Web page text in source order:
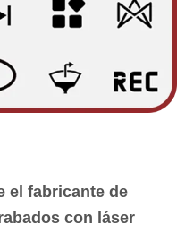
el fabricante de
con láser